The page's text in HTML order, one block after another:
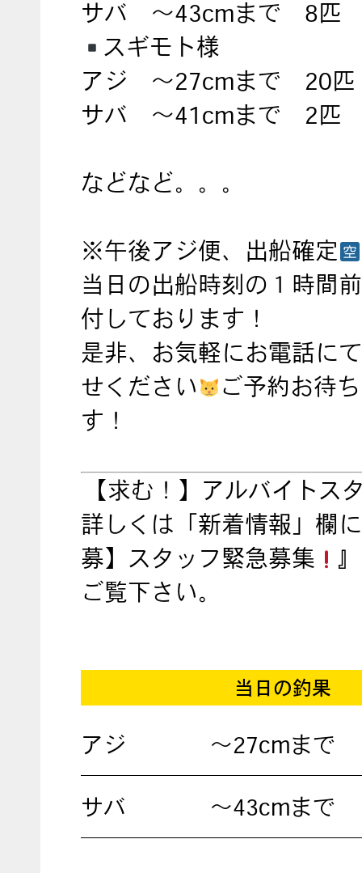
サバ ～43cmまで 8匹
スギモト様
アジ ～27cmまで 20匹
サバ ～41cmまで 2匹
などなど。。。
※午後アジ便、出船確定
当日の出船時刻の１時間
付しております！
是非、お気軽にお電話に
せください
ご予約お待
す！
【求む！】アルバイトス
詳しくは「新着情報」欄
募】スタッフ緊急募集
ご覧下さい。
当日の釣果
アジ ～27cmまで
サバ ～43cmまで